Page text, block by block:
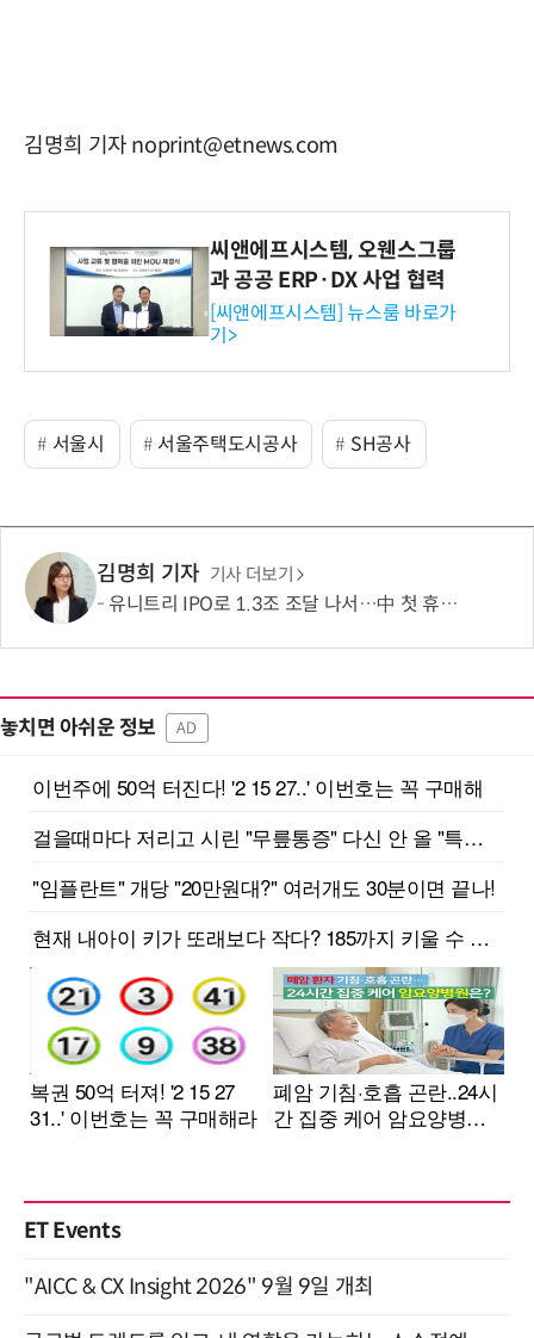
김명희 기자 noprint@etnews.com
씨앤에프시스템, 오웬스그룹
과 공공 ERP·DX 사업 협력
[씨앤에프시스템] 뉴스룸 바로가
기>
서울시 서울주택도시공사 SH공사
김명희 기자 기사 더보기
유니트리 IPO로 1.3조 조달 나서…中 첫 휴머노이드 상장사 탄생 임박
놓치면 아쉬운 정보 AD
ET Events
"AICC & CX Insight 2026" 9월 9일 개최